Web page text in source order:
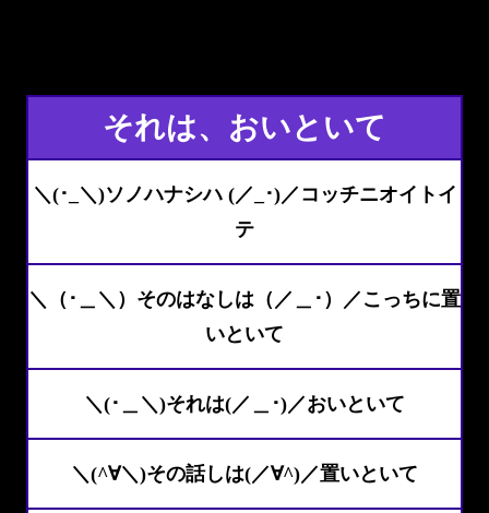
それは、おいといて
＼(･_＼)ソノハナシハ (／_･)／コッチニオイトイ
テ
＼（･＿＼）そのはなしは（／＿･）／こっちに置
いといて
＼(･＿＼)それは(／＿･)／おいといて
＼(^∀＼)その話しは(／∀^)／置いといて